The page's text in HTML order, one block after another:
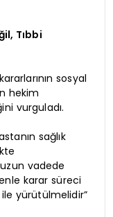
Tıbbi
sosyal
hekim
vurguladı.
sağlık
vadede
karar süreci
yürütülmelidir”